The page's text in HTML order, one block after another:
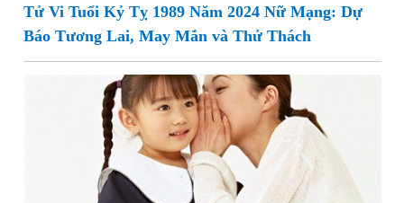
Tử Vi Tuổi Kỷ Tỵ 1989 Năm 2024 Nữ Mạng: Dự
Báo Tương Lai, May Mắn và Thử Thách